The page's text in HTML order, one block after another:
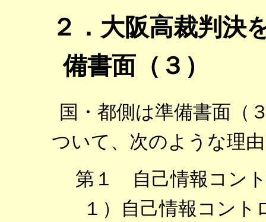
２．大阪高裁判決
備書面（３）
国・都側は準備書面（
ついて、次のような理
第１ 自己情報コン
１）自己情報コン